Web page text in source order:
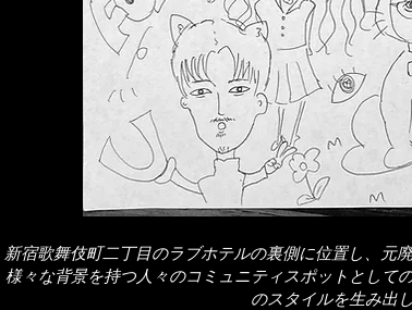
新宿歌舞伎町二丁目のラブホテルの裏側に位置し、元
様々な背景を持つ人々のコミュニティスポットとして
のスタイルを生み出